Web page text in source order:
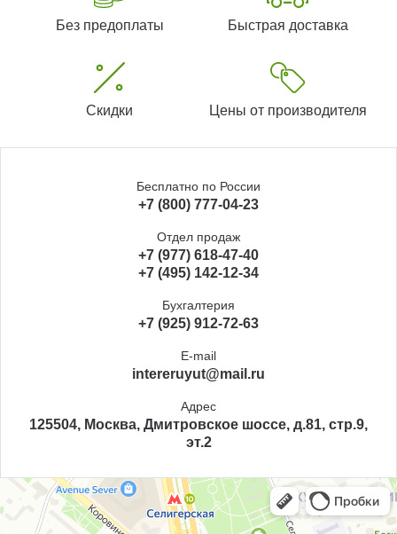
Без предоплаты Быстрая доставка
Скидки Цены от производителя
Бесплатно по России
+7 (800) 777-04-23
Отдел продаж
+7 (977) 618-47-40
+7 (495) 142-12-34
Бухгалтерия
+7 (925) 912-72-63
E-mail
intereruyut@mail.ru
Адрес
125504, Москва, Дмитровское шоссе, д.81, стр.9,
эт.2